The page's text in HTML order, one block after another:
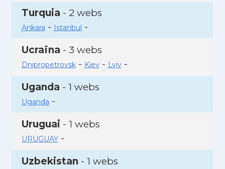
Turquia - 2 webs
Ankara - Istanbul -
Ucraïna - 3 webs
Dnipropetrovsk- Kiev- Lviv-
Uganda - 1 webs
Uganda -
Uruguai - 1 webs
URUGUAY-
Uzbekistan - 1 webs